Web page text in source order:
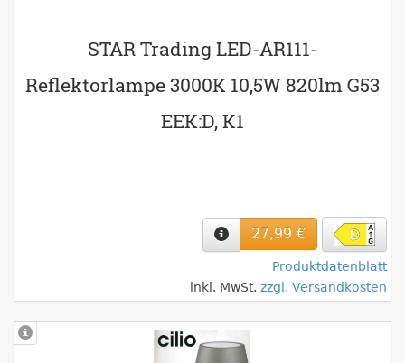
STAR Trading LED-AR111-
Reflektorlampe 3000K 10,5W 820lm G53
EEK:D, K1
27,99 €
Produktdatenblatt
inkl. MwSt. zzgl. Versandkosten